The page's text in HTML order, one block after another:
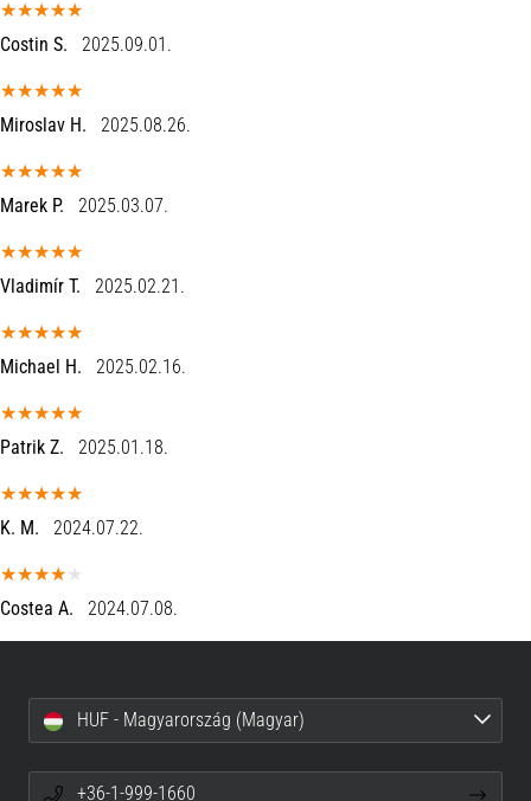
•
10 perces olvasási idő
Training
–
kezdj
neki
és
készíts
edzéstervet
Torna,
atlétika,
Téged
is
a
változatos
edzés,
ami
kicsit
mindig
Csatlakozz
Costin S. 2025.09.01.
Miroslav H. 2025.08.26.
Marek P. 2025.03.07.
Vladimír T. 2025.02.21.
Michael H. 2025.02.16.
Patrik Z. 2025.01.18.
K. M. 2024.07.22.
Costea A. 2024.07.08.
HUF - Magyarország (Magyar)
+36-1-999-1660